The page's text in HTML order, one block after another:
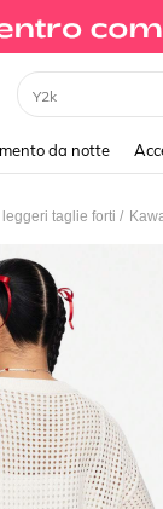
Xxs
da notte
taglie forti /